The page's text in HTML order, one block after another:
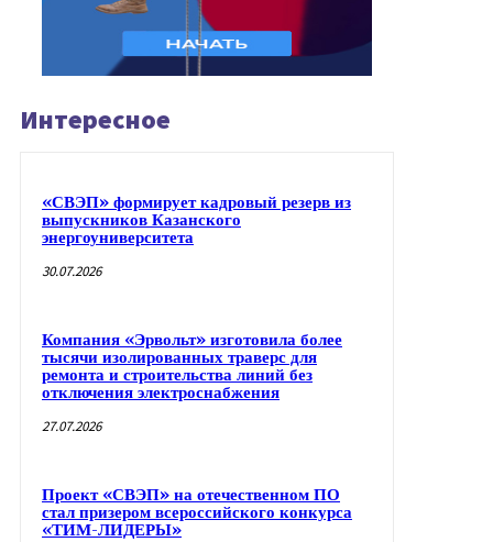
Интересное
«СВЭП» формирует кадровый резерв из
выпускников Казанского
энергоуниверситета
30.07.2026
Компания «Эрвольт» изготовила более
тысячи изолированных траверс для
ремонта и строительства линий без
отключения электроснабжения
27.07.2026
Проект «СВЭП» на отечественном ПО
стал призером всероссийского конкурса
«ТИМ-ЛИДЕРЫ»